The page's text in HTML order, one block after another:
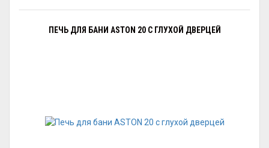
ПЕЧЬ ДЛЯ БАНИ ASTON 20 С ГЛУХОЙ ДВЕРЦЕЙ